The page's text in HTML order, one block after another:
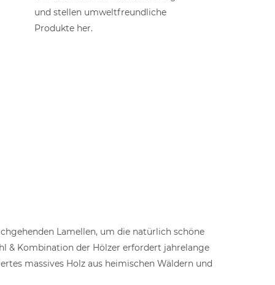
und stellen umweltfreundliche
Produkte her.
Lamellen, um die natürlich schöne
& Kombination der Hölzer erfordert jahrelange
massives Holz aus heimischen Wäldern und